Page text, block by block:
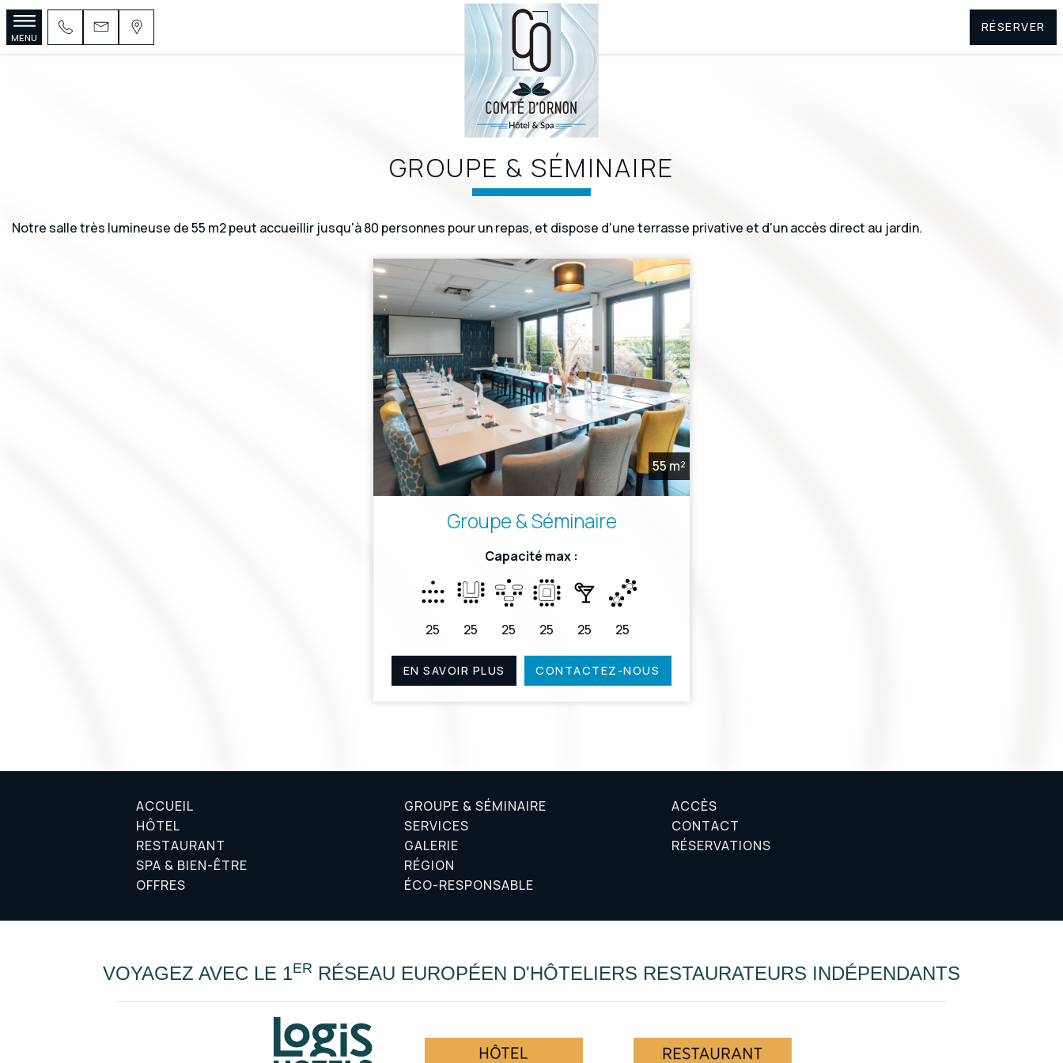
MENU
RÉSERVER
GROUPE & SÉMINAIRE
Notre salle très lumineuse de 55 m2 peut accueillir jusqu'à 80 personnes pour un repas, et dispose d'une terrasse privative et d'un accès direct au jardin.
55 m²
Groupe & Séminaire
Capacité max :
25 25 25 25 25 25
EN SAVOIR PLUS CONTACTEZ-NOUS
ACCUEIL
HÔTEL
RESTAURANT
SPA & BIEN-ÊTRE
OFFRES
GROUPE & SÉMINAIRE
SERVICES
GALERIE
RÉGION
ÉCO-RESPONSABLE
ACCÈS
CONTACT
RÉSERVATIONS
VOYAGEZ AVEC LE 1ER RÉSEAU EUROPÉEN D'HÔTELIERS RESTAURATEURS INDÉPENDANTS